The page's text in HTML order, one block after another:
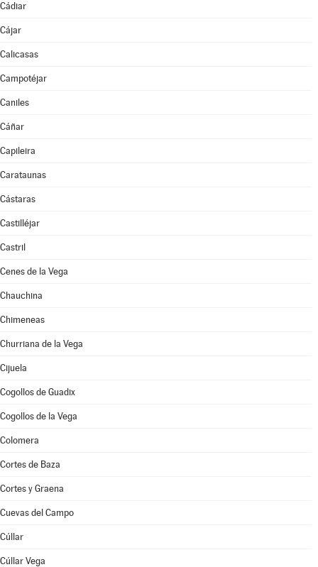
Cádiar
Cájar
Calicasas
Campotéjar
Caniles
Cáñar
Capileira
Carataunas
Cástaras
Castilléjar
Castril
Cenes de la Vega
Chauchina
Chimeneas
Churriana de la Vega
Cijuela
Cogollos de Guadix
Cogollos de la Vega
Colomera
Cortes de Baza
Cortes y Graena
Cuevas del Campo
Cúllar
Cúllar Vega